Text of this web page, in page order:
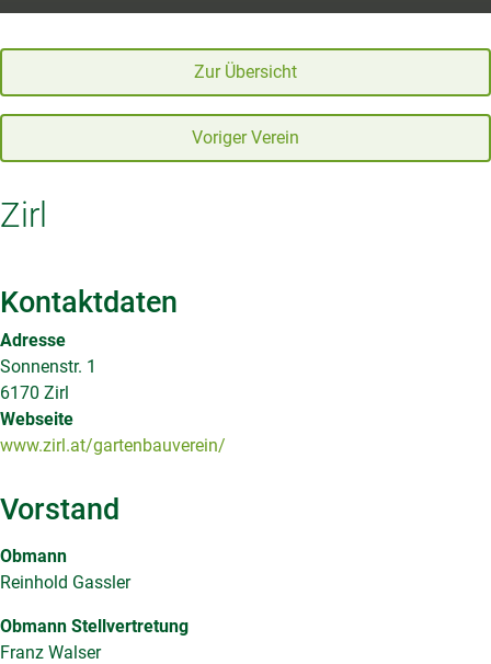
Zur Übersicht
Voriger Verein
Zirl
Kontaktdaten
Adresse
Sonnenstr. 1
6170 Zirl
Webseite
www.zirl.at/gartenbauverein/
Vorstand
Obmann
Reinhold Gassler
Obmann Stellvertretung
Franz Walser